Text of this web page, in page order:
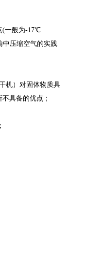
(一般为-17℃
中压缩空气的实践
干机）对固体物质具
具备的优点；